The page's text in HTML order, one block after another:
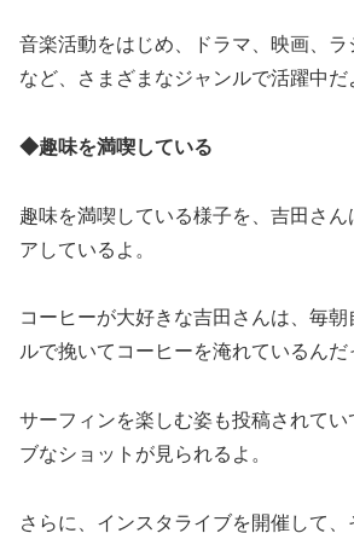
音楽活動をはじめ、ドラマ、映画、
など、さまざまなジャンルで活躍中だ
◆趣味を満喫している
趣味を満喫している様子を、吉田さん
アしているよ。
コーヒーが大好きな吉田さんは、毎朝
ルで挽いてコーヒーを淹れているんだ
サーフィンを楽しむ姿も投稿されてい
ブなショットが見られるよ。
さらに、インスタライブを開催して